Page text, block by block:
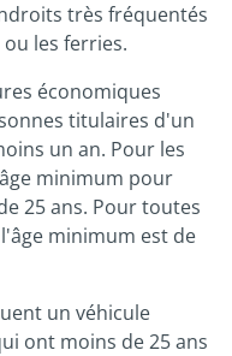
très fréquentés
les ferries.
économiques
titulaires d'un
un an. Pour les
minimum pour
25 ans. Pour toutes
minimum est de
un véhicule
ont moins de 25 ans